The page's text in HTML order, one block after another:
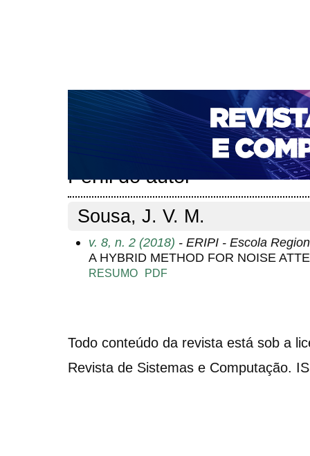
CAPA SOBRE ACESSO CADASTRO
NOTÍCIAS
PORTAL DE REVISTAS DA UNIFACS
PARA AVALIADORES
NOVA SUBMISSÃO
Perfil do autor
Sousa, J. V. M.
v. 8, n. 2 (2018) - ERIPI - Escola
A HYBRID METHOD FOR NOISE
RESUMO PDF
Todo conteúdo da revista está sob a
Revista de Sistemas e Computação.